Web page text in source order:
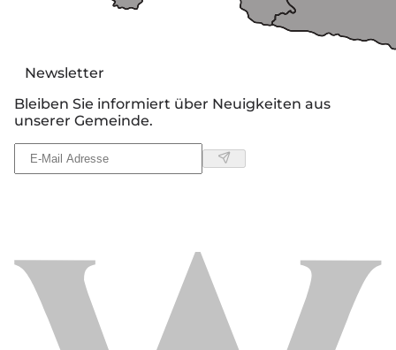
Newsletter
Bleiben Sie informiert über Neuigkeiten aus
unserer Gemeinde.